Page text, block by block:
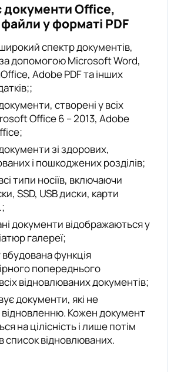
документи Office,
у форматі PDF
спектр документів,
допомогою Microsoft Word,
Adobe PDF та інших
створені у всіх
Office 6 – 2013, Adobe
зі здорових,
і пошкоджених розділів;
типи носіїв, включаючи
SSD, USB диски, карти
документи відображаються у
галереї;
функція
попереднього
відновлюваних документів;
документи, які не
відновленню. Кожен документ
на цілісність і лише потім
список відновлюваних.